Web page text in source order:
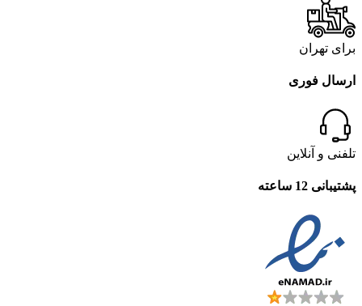
برای تهران
ارسال فوری
تلفنی و آنلاین
پشتیبانی 12 ساعته